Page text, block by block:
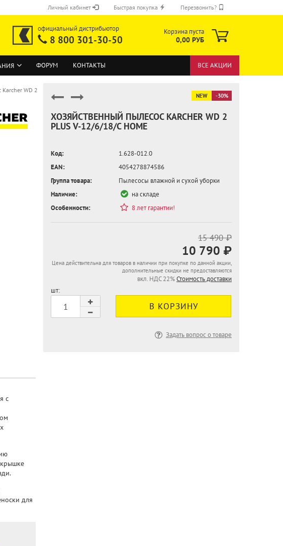
Личный кабинет Быстрая покупка Перезвонить?
ОТПРАВИТЬ
официальный дистрибьютор
8 800 301-30-50
Корзина пуста
0,00 РУБ
ФОРУМ КОНТАКТЫ ВСЕ АКЦИИ
Karcher WD 2
NEW -30%
ХОЗЯЙСТВЕННЫЙ ПЫЛЕСОС KARCHER WD 2
PLUS V-12/6/18/C HOME
Код:
1.628-012.0
EAN:
4054278874586
Группа товара:
Пылесосы влажной и сухой уборки
Наличие:
на складе
Особенности:
8 лет гарантии!
15 490 ₽
10 790 ₽
Цена действительна для товаров в наличии при покупке по данной акции,
дополнительные скидки не предоставляются
вкл. НДС 22%Стоимость доставки
шт:
Задать вопрос о товаре
с
для